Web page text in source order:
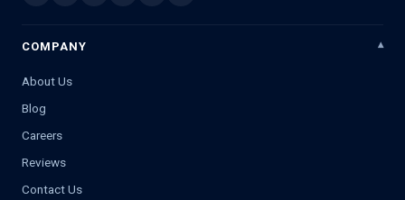
COMPANY
About Us
Blog
Careers
Reviews
Contact Us